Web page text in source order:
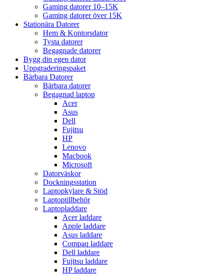
Gaming datorer 10–15K
Gaming datorer över 15K
Stationära Datorer
Hem & Kontorsdator
Tysta datorer
Begagnade datorer
Bygg din egen dator
Uppgraderingspaket
Bärbara Datorer
Bärbara datorer
Begagnad laptop
Acer
Asus
Dell
Fujitsu
HP
Lenovo
Macbook
Microsoft
Datorväskor
Dockningsstation
Laptopkylare & Stöd
Laptoptillbehör
Laptopladdare
Acer laddare
Apple laddare
Asus laddare
Compaq laddare
Dell laddare
Fujitsu laddare
HP laddare